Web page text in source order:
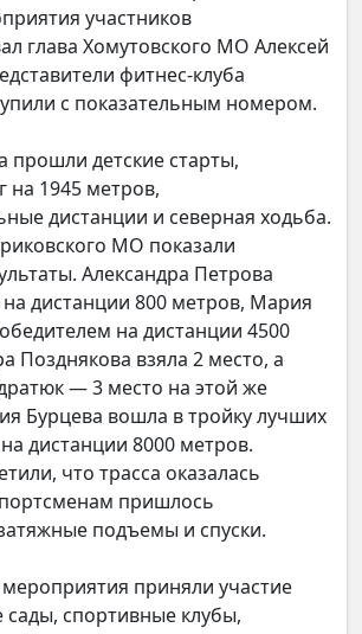
участников
глава Хомутовского МО Алексей
фитнес-клуба
с показательным номером.
прошли детские старты,
на 1945 метров,
дистанции и северная ходьба.
МО показали
Александра Петрова
на дистанции 800 метров, Мария
на дистанции 4500
Позднякова взяла 2 место, а
— 3 место на этой же
Бурцева вошла в тройку лучших
дистанции 8000 метров.
что трасса оказалась
пришлось
подъемы и спуски.
приняли участие
сады, спортивные клубы,